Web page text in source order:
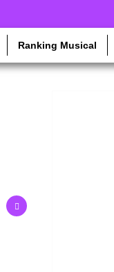
Ranking Musical